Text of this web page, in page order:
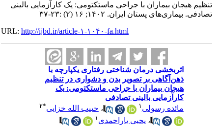
تنظیم هیجان بیماران با جراحی ماستکتومی: یک کارآزمایی بالینی
تصادفی. بیماری‌های پستان ایران. ۱۴۰۲; ۱۶ (۲) :۲۳-۳۷
URL:http://ijbd.ir/article-۱-۱۰۴۰-fa.html
اثربخشی درمان شناختی رفتاری یکپارچه با
ذهن‌آگاهی بر تصویر بدن و دشواری در تنظیم
هیجان بیماران با جراحی ماستکتومی: یک
کارآزمایی بالینی تصادفی
مائده رسولی
،حبیب الله خزایی ۲
،یحیی یاراحمدی